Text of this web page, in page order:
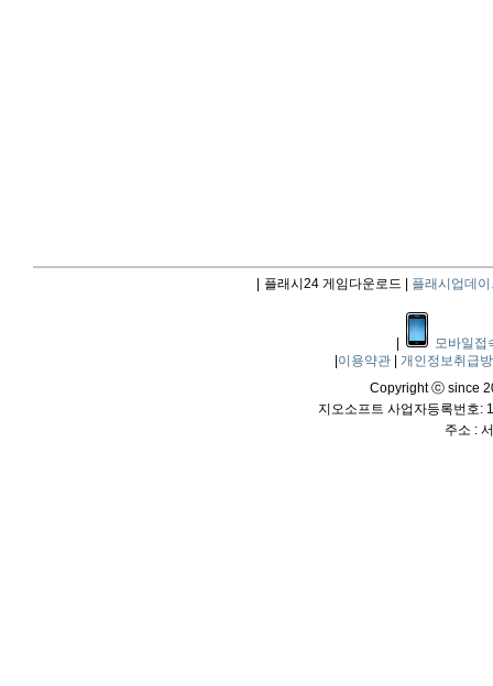
플래시24 게임다운로드 | 플래시업데이
모바일접
이용약관
개인정보취급
Copyright ⓒ since
지오소프트 사업자등록번호:
주소 :